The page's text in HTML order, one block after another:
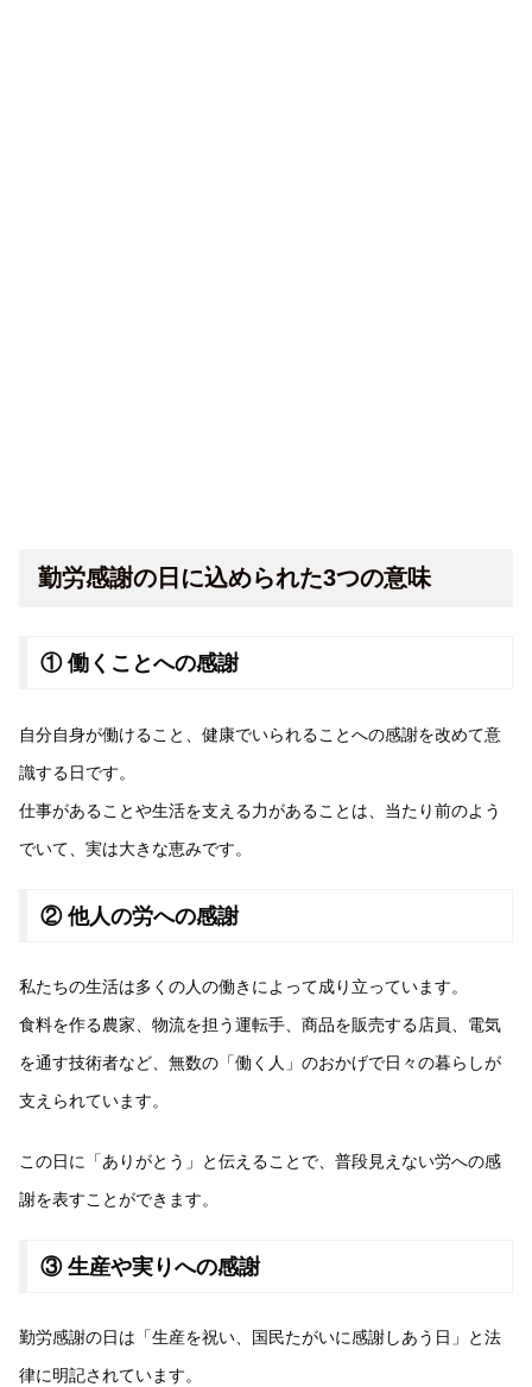
勤労感謝の日に込められた3つの意味
① 働くことへの感謝
自分自身が働けること、健康でいられることへの感謝を改めて意
識する日です。
仕事があることや生活を支える力があることは、当たり前のよう
でいて、実は大きな恵みです。
② 他人の労への感謝
私たちの生活は多くの人の働きによって成り立っています。
食料を作る農家、物流を担う運転手、商品を販売する店員、電気
を通す技術者など、無数の「働く人」のおかげで日々の暮らしが
支えられています。
この日に「ありがとう」と伝えることで、普段見えない労への感
謝を表すことができます。
③ 生産や実りへの感謝
勤労感謝の日は「生産を祝い、国民たがいに感謝しあう日」と法
律に明記されています。